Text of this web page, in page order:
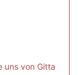
uns von Gitta